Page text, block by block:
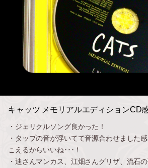
キャッツ メモリアルエディションCD
・ジェリクルソング良かった！
・タップの音が浮いてて音源合わせました
こえるからいいね･･･！
・迪さんマンカス、江畑さんグリザ、流石